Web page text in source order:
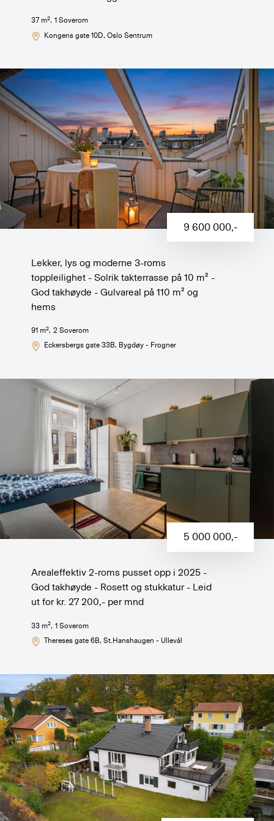
37 m2, 1 Soverom
Kongens gate 10D, Oslo Sentrum
9 600 000,-
Lekker, lys og moderne 3-roms
toppleilighet - Solrik takterrasse på 10 m² -
God takhøyde - Gulvareal på 110 m² og
hems
91 m2, 2 Soverom
Eckersbergs gate 33B, Bygdøy - Frogner
5 000 000,-
Arealeffektiv 2-roms pusset opp i 2025 -
God takhøyde - Rosett og stukkatur - Leid
ut for kr. 27 200,- per mnd
33 m2, 1 Soverom
Thereses gate 6B, St.Hanshaugen - Ullevål